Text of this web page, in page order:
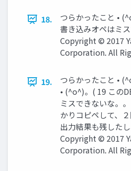
18.
つらかったこと •
書き込みオペはミス
Copyright © 2017
Corporation. All
19.
つらかったこと •
• (^o^)。( 19 この
ミスできないな。
かりコピペして、
出力結果も残した
Copyright © 2017
Corporation. All